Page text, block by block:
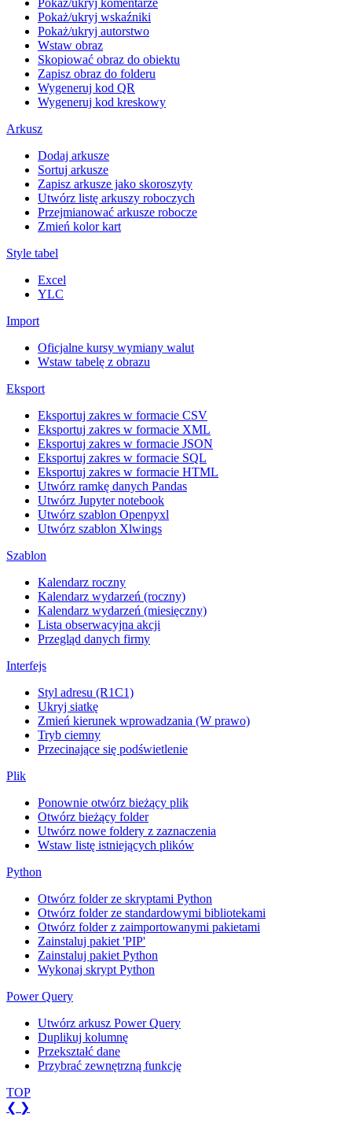
Pokaż/ukryj komentarze
Pokaż/ukryj wskaźniki
Pokaż/ukryj autorstwo
Wstaw obraz
Skopiować obraz do obiektu
Zapisz obraz do folderu
Wygeneruj kod QR
Wygeneruj kod kreskowy
Arkusz
Dodaj arkusze
Sortuj arkusze
Zapisz arkusze jako skoroszyty
Utwórz listę arkuszy roboczych
Przejmianować arkusze robocze
Zmień kolor kart
Style tabel
Excel
YLC
Import
Oficjalne kursy wymiany walut
Wstaw tabelę z obrazu
Eksport
Eksportuj zakres w formacie CSV
Eksportuj zakres w formacie XML
Eksportuj zakres w formacie JSON
Eksportuj zakres w formacie SQL
Eksportuj zakres w formacie HTML
Utwórz ramkę danych Pandas
Utwórz Jupyter notebook
Utwórz szablon Openpyxl
Utwórz szablon Xlwings
Szablon
Kalendarz roczny
Kalendarz wydarzeń (roczny)
Kalendarz wydarzeń (miesięczny)
Lista obserwacyjna akcji
Przegląd danych firmy
Interfejs
Styl adresu (R1C1)
Ukryj siatkę
Zmień kierunek wprowadzania (W prawo)
Tryb ciemny
Przecinające się podświetlenie
Plik
Ponownie otwórz bieżący plik
Otwórz bieżący folder
Utwórz nowe foldery z zaznaczenia
Wstaw listę istniejących plików
Python
Otwórz folder ze skryptami Python
Otwórz folder ze standardowymi bibliotekami
Otwórz folder z zaimportowanymi pakietami
Zainstaluj pakiet 'PIP'
Zainstaluj pakiet Python
Wykonaj skrypt Python
Power Query
Utwórz arkusz Power Query
Duplikuj kolumnę
Przekształć dane
Przybrać zewnętrzną funkcję
TOP
❮ ❯